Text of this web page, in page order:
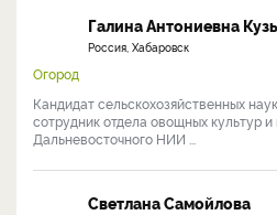
Галина Антониевна
Россия, Хабаровск
Огород
Кандидат сельскохозяйственных
сотрудник отдела овощных культур
Дальневосточного НИИ ...
Светлана Самойлова